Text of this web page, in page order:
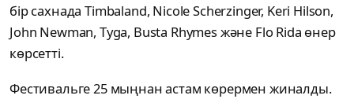
бір сахнада Timbaland, Nicole Scherzinger, Keri Hilson,
John Newman, Tyga, Busta Rhymes және Flo Rida өнер
көрсетті.
Фестивальге 25 мыңнан астам көрермен жиналды.